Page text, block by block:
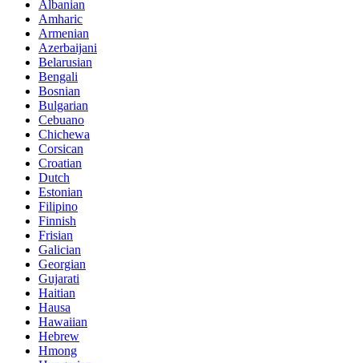
Albanian
Amharic
Armenian
Azerbaijani
Belarusian
Bengali
Bosnian
Bulgarian
Cebuano
Chichewa
Corsican
Croatian
Dutch
Estonian
Filipino
Finnish
Frisian
Galician
Georgian
Gujarati
Haitian
Hausa
Hawaiian
Hebrew
Hmong